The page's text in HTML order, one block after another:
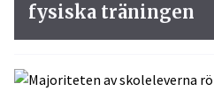
fysiska träningen